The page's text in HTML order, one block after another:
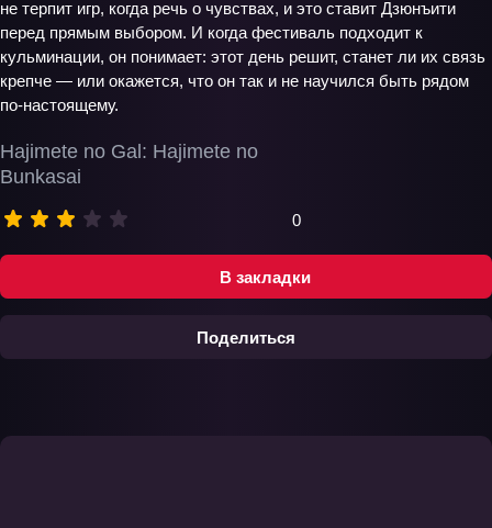
В закладки
Поделиться
Hajimete no Gal: Hajimete no
Bunkasai
0
не терпит игр, когда речь о чувствах, и это ставит Дзюнъити
перед прямым выбором. И когда фестиваль подходит к
кульминации, он понимает: этот день решит, станет ли их связь
крепче — или окажется, что он так и не научился быть рядом
по‑настоящему.